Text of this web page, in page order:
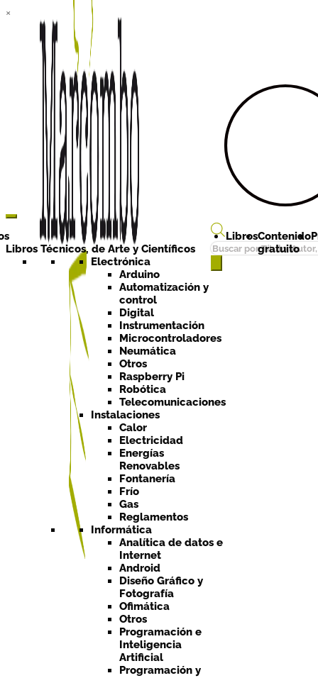
×
Búsqueda
de
Libros Técnicos, de Arte y Científicos
Electrónica
Arduino
Automatización y
control
Digital
Instrumentación
Microcontroladores
Neumática
Otros
Raspberry Pi
Robótica
Telecomunicaciones
Instalaciones
Calor
Electricidad
Energías
Renovables
Fontanería
Frío
Gas
Reglamentos
Informática
Analítica de datos e
Internet
Android
Diseño Gráfico y
Fotografía
Ofimática
Otros
Programación e
Inteligencia
Artificial
Programación y
LibrosContenido
gratuito